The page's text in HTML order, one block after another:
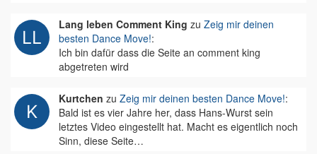
Lang leben Comment King zu Zeig mir deinen
besten Dance Move!:
Ich bin dafür dass die Seite an comment king
abgetreten wird
Kurtchen zu Zeig mir deinen besten Dance Move!:
Bald ist es vier Jahre her, dass Hans-Wurst sein
letztes Video eingestellt hat. Macht es eigentlich noch
Sinn, diese Seite…